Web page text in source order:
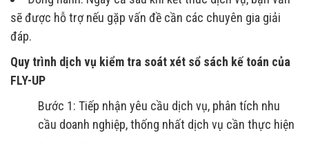
sẽ được hỗ trợ nếu gặp vấn đề cần các chuyên gia giải
đáp.
Quy trình dịch vụ kiểm tra soát xét sổ sách kế toán của
FLY-UP
Bước 1: Tiếp nhận yêu cầu dịch vụ, phân tích nhu
cầu doanh nghiệp, thống nhất dịch vụ cần thực hiện